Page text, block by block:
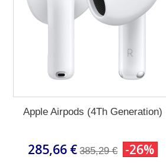
Apple Airpods (4Th Generation)
285,66 € 385,29 € -26%